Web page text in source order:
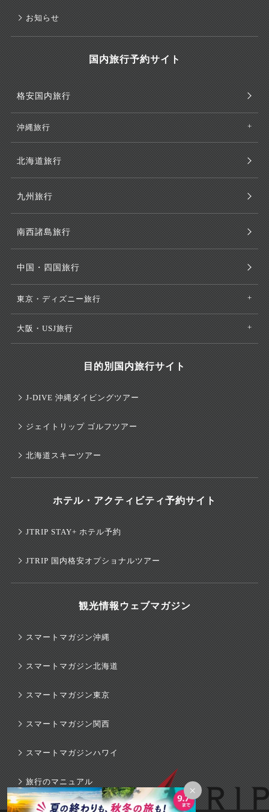
×
お知らせ
国内旅行予約サイト
格安国内旅行
沖縄旅行
北海道旅行
九州旅行
南西諸島旅行
中国・四国旅行
東京・ディズニー旅行
大阪・USJ旅行
目的別国内旅行サイト
J-DIVE 沖縄ダイビングツアー
ジェイトリップ ゴルフツアー
北海道スキーツアー
ホテル・アクティビティ予約サイト
JTRIP STAY+ ホテル予約
JTRIP 国内格安オプショナルツアー
観光情報ウェブマガジン
スマートマガジン沖縄
スマートマガジン北海道
スマートマガジン東京
スマートマガジン関西
スマートマガジンハワイ
旅行のマニュアル